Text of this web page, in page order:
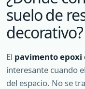
suelo de
decorativo?
El pavimento
interesante cuando
del espacio. No se